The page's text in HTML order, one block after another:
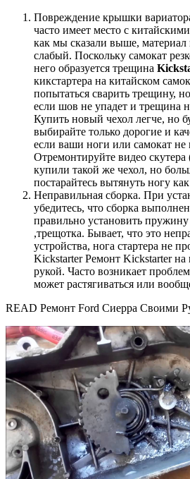
Повреждение крышки
часто имеет место с
как мы сказали выше,
слабый. Поскольку самокат
него образуется трещина
кикстартера на китайском
попытаться сварить трещину,
если шов не упадет и трещина
Купить новый чехол легче, но
выбирайте только дорогие и
если ваши ноги или самокат не
Отремонтируйте видео
купили такой же чехол, но
постарайтесь вытянуть ногу
Неправильная сборка. При
убедитесь, что сборка
правильно установить пружину
,трещотка. Бывает, что это
устройства, нога стартера не
Kickstarter Ремонт Kickstarter на
рукой. Часто возникает
может растягиваться или
READ Ремонт Ford Сиерра Своими